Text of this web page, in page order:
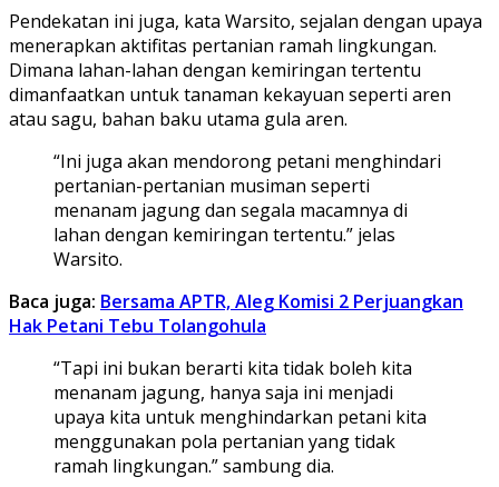
Pendekatan ini juga, kata Warsito, sejalan dengan upaya
menerapkan aktifitas pertanian ramah lingkungan.
Dimana lahan-lahan dengan kemiringan tertentu
dimanfaatkan untuk tanaman kekayuan seperti aren
atau sagu, bahan baku utama gula aren.
“Ini juga akan mendorong petani menghindari
pertanian-pertanian musiman seperti
menanam jagung dan segala macamnya di
lahan dengan kemiringan tertentu.” jelas
Warsito.
Baca juga: Bersama APTR, Aleg Komisi 2 Perjuangkan
Hak Petani Tebu Tolangohula
“Tapi ini bukan berarti kita tidak boleh kita
menanam jagung, hanya saja ini menjadi
upaya kita untuk menghindarkan petani kita
menggunakan pola pertanian yang tidak
ramah lingkungan.” sambung dia.